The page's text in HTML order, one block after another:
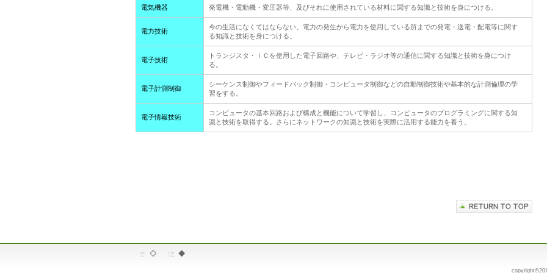
電気機器 発電機・電動機・変圧器等、及びそれに使用されている材料に関する知識と技術を身につける。
電力技術
今の生活になくてはならない、電力の発生から電力を使用している所までの発電・送電・配電等に関す
る知識と技術を身につける。
電子技術
トランジスタ・ＩＣを使用した電子回路や、テレビ・ラジオ等の通信に関する知識と技術を身につけ
る。
電子計測制御
シーケンス制御やフィードバック制御・コンピュータ制御などの自動制御技術や基本的な計測倫理の学
習をする。
電子情報技術
コンピュータの基本回路および構成と機能について学習し、コンピュータのプログラミングに関する知
識と技術を取得する。さらにネットワークの知識と技術を実際に活用する能力を養う。
◇ ◆